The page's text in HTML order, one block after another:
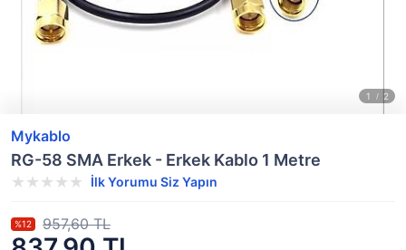
Mykablo
RG-58 SMA Erkek - Erkek Kablo 1 Metre
İlk Yorumu Siz Yapın
%12 957,60 TL